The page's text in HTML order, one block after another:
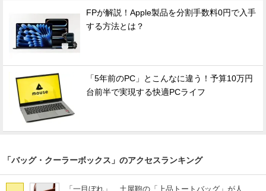
FPが解説！Apple製品を分割手数料0円で入手
する方法とは？
「5年前のPC」とこんなに違う！予算10万円
台前半で実現する快適PCライフ
「バッグ・クーラーボックス」のアクセスランキング
「一目ぼれ」 土屋鞄の「上品トートバッグ」が人